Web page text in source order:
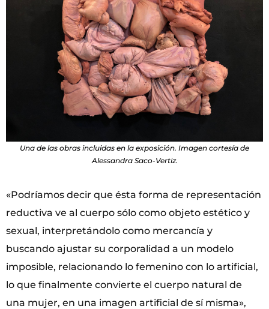
Una de las obras incluidas en la exposición. Imagen cortesía de
Alessandra Saco-Vertiz.
«Podríamos decir que ésta forma de representación
reductiva ve al cuerpo sólo como objeto estético y
sexual, interpretándolo como mercancía y
buscando ajustar su corporalidad a un modelo
imposible, relacionando lo femenino con lo artificial,
lo que finalmente convierte el cuerpo natural de
una mujer, en una imagen artificial de sí misma»,